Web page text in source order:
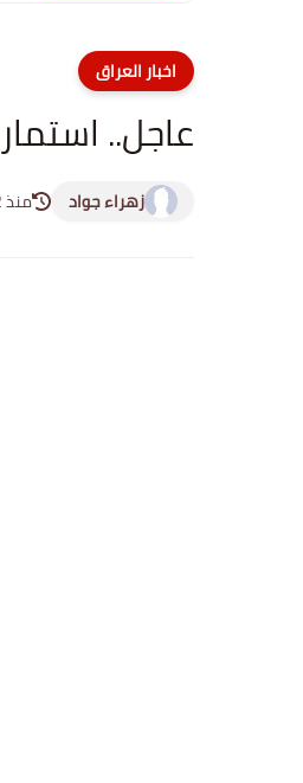
اخبار العراق
عاجل..
زهراء جواد منذ 2 سنة